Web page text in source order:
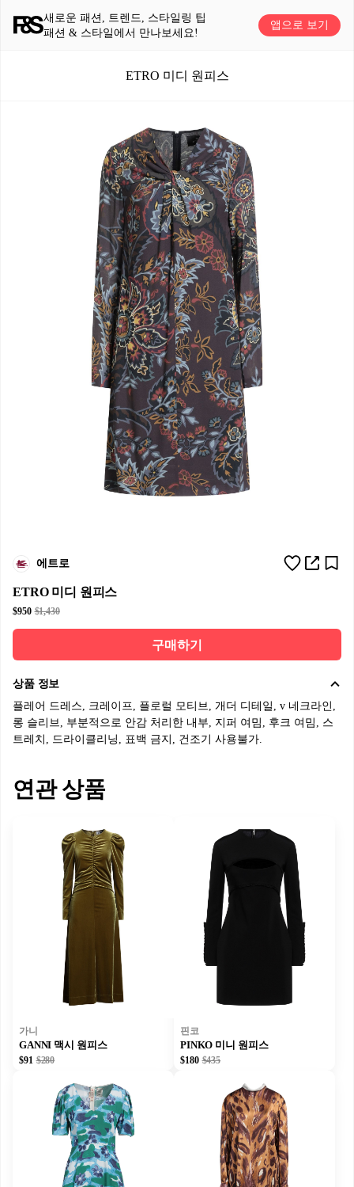
새로운 패션, 트렌드, 스타일링 팁
패션 & 스타일에서 만나보세요!
앱으로 보기
ETRO 미디 원피스
에트로
ETRO 미디 원피스
$950 $1,430
구매하기
상품 정보
플레어 드레스, 크레이프, 플로럴 모티브, 개더 디테일, v 네크라인,
롱 슬리브, 부분적으로 안감 처리한 내부, 지퍼 여밈, 후크 여밈, 스
트레치, 드라이클리닝, 표백 금지, 건조기 사용불가.
연관 상품
가니
GANNI 맥시 원피스
$91 $280
핀코
PINKO 미니 원피스
$180 $435